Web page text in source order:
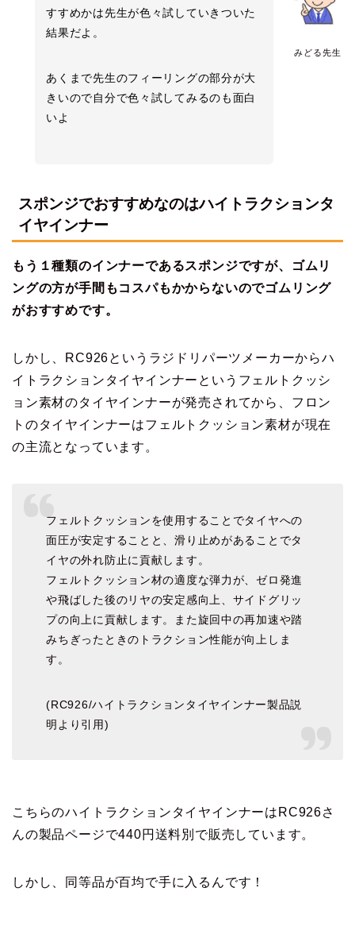
みどる先生
すすめかは先生が色々試していきついた
結果だよ。
あくまで先生のフィーリングの部分が大
きいので自分で色々試してみるのも面白
いよ
スポンジでおすすめなのはハイトラクションタ
イヤインナー
もう１種類のインナーであるスポンジですが、ゴムリ
ングの方が手間もコスパもかからないのでゴムリング
がおすすめです。
しかし、RC926というラジドリパーツメーカーからハ
イトラクションタイヤインナーというフェルトクッシ
ョン素材のタイヤインナーが発売されてから、フロン
トのタイヤインナーはフェルトクッション素材が現在
の主流となっています。
フェルトクッションを使用することでタイヤへの
面圧が安定することと、滑り止めがあることでタ
イヤの外れ防止に貢献します。
フェルトクッション材の適度な弾力が、ゼロ発進
や飛ばした後のリヤの安定感向上、サイドグリッ
プの向上に貢献します。また旋回中の再加速や踏
みちぎったときのトラクション性能が向上しま
す。
(RC926/ハイトラクションタイヤインナー製品説
明より引用)
こちらのハイトラクションタイヤインナーはRC926さ
んの製品ページで440円送料別で販売しています。
しかし、同等品が百均で手に入るんです！